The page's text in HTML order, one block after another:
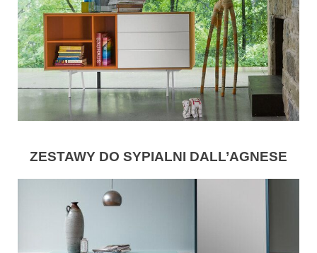
ZESTAWY DO SYPIALNI DALL’AGNESE